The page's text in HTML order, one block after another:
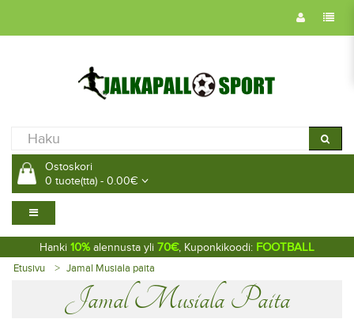
Ostoskori
0 tuote(tta) - 0.00€
Hanki 10% alennusta yli 70€, Kuponkikoodi: FOOTBALL
Etusivu Jamal Musiala paita
Jamal Musiala Paita